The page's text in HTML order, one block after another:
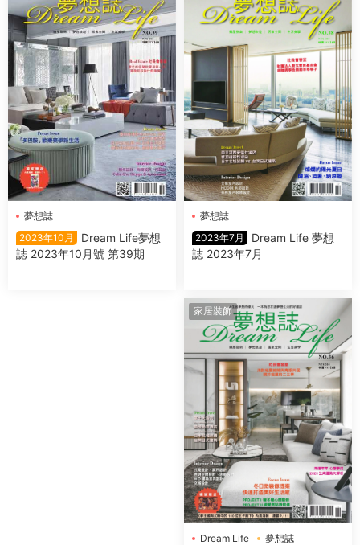
夢想誌
2023年10月
Dream Life夢想
誌 2023年10月號 第39期
夢想誌
2023年7月
Dream Life 夢想
誌 2023年7月
家居裝飾
Dream Life
夢想誌